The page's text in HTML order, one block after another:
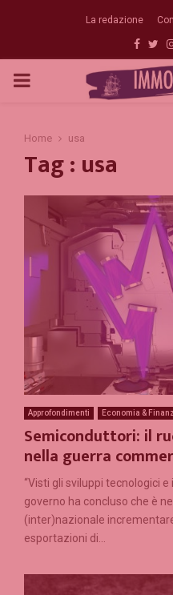
La redazione
PRIMARY
Home usa
Tag : usa
Approfondimenti Economia &
Semiconduttori: il
nella guerra
“Visti gli sviluppi tecnologici
governo ha concluso che è
(inter)nazionale
esportazioni di...